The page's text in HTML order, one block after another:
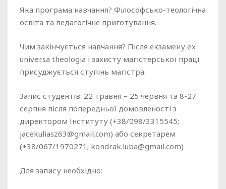
Яка програма навчання? Філософсько-теологічна
освіта та педагогічне приготування.
Чим закінчується навчання? Після екзамену ex
universa theologia і захисту магістерської праці
присуджується ступінь магістра.
Запис студентів: 22 травня – 25 червня та 8-27
серпня після попередньої домовленості з
директором Інституту (+38/098/3315545;
jacekuliasz63@gmail.com) або секретарем
(+38/067/1970271; kondrak.luba@gmail.com)
Для запису необхідно: